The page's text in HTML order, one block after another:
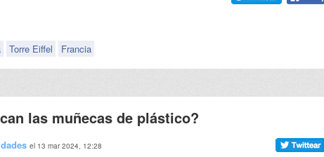
Torre Eiffel Francia
las muñecas de plástico?
el 13 mar 2024, 12:28